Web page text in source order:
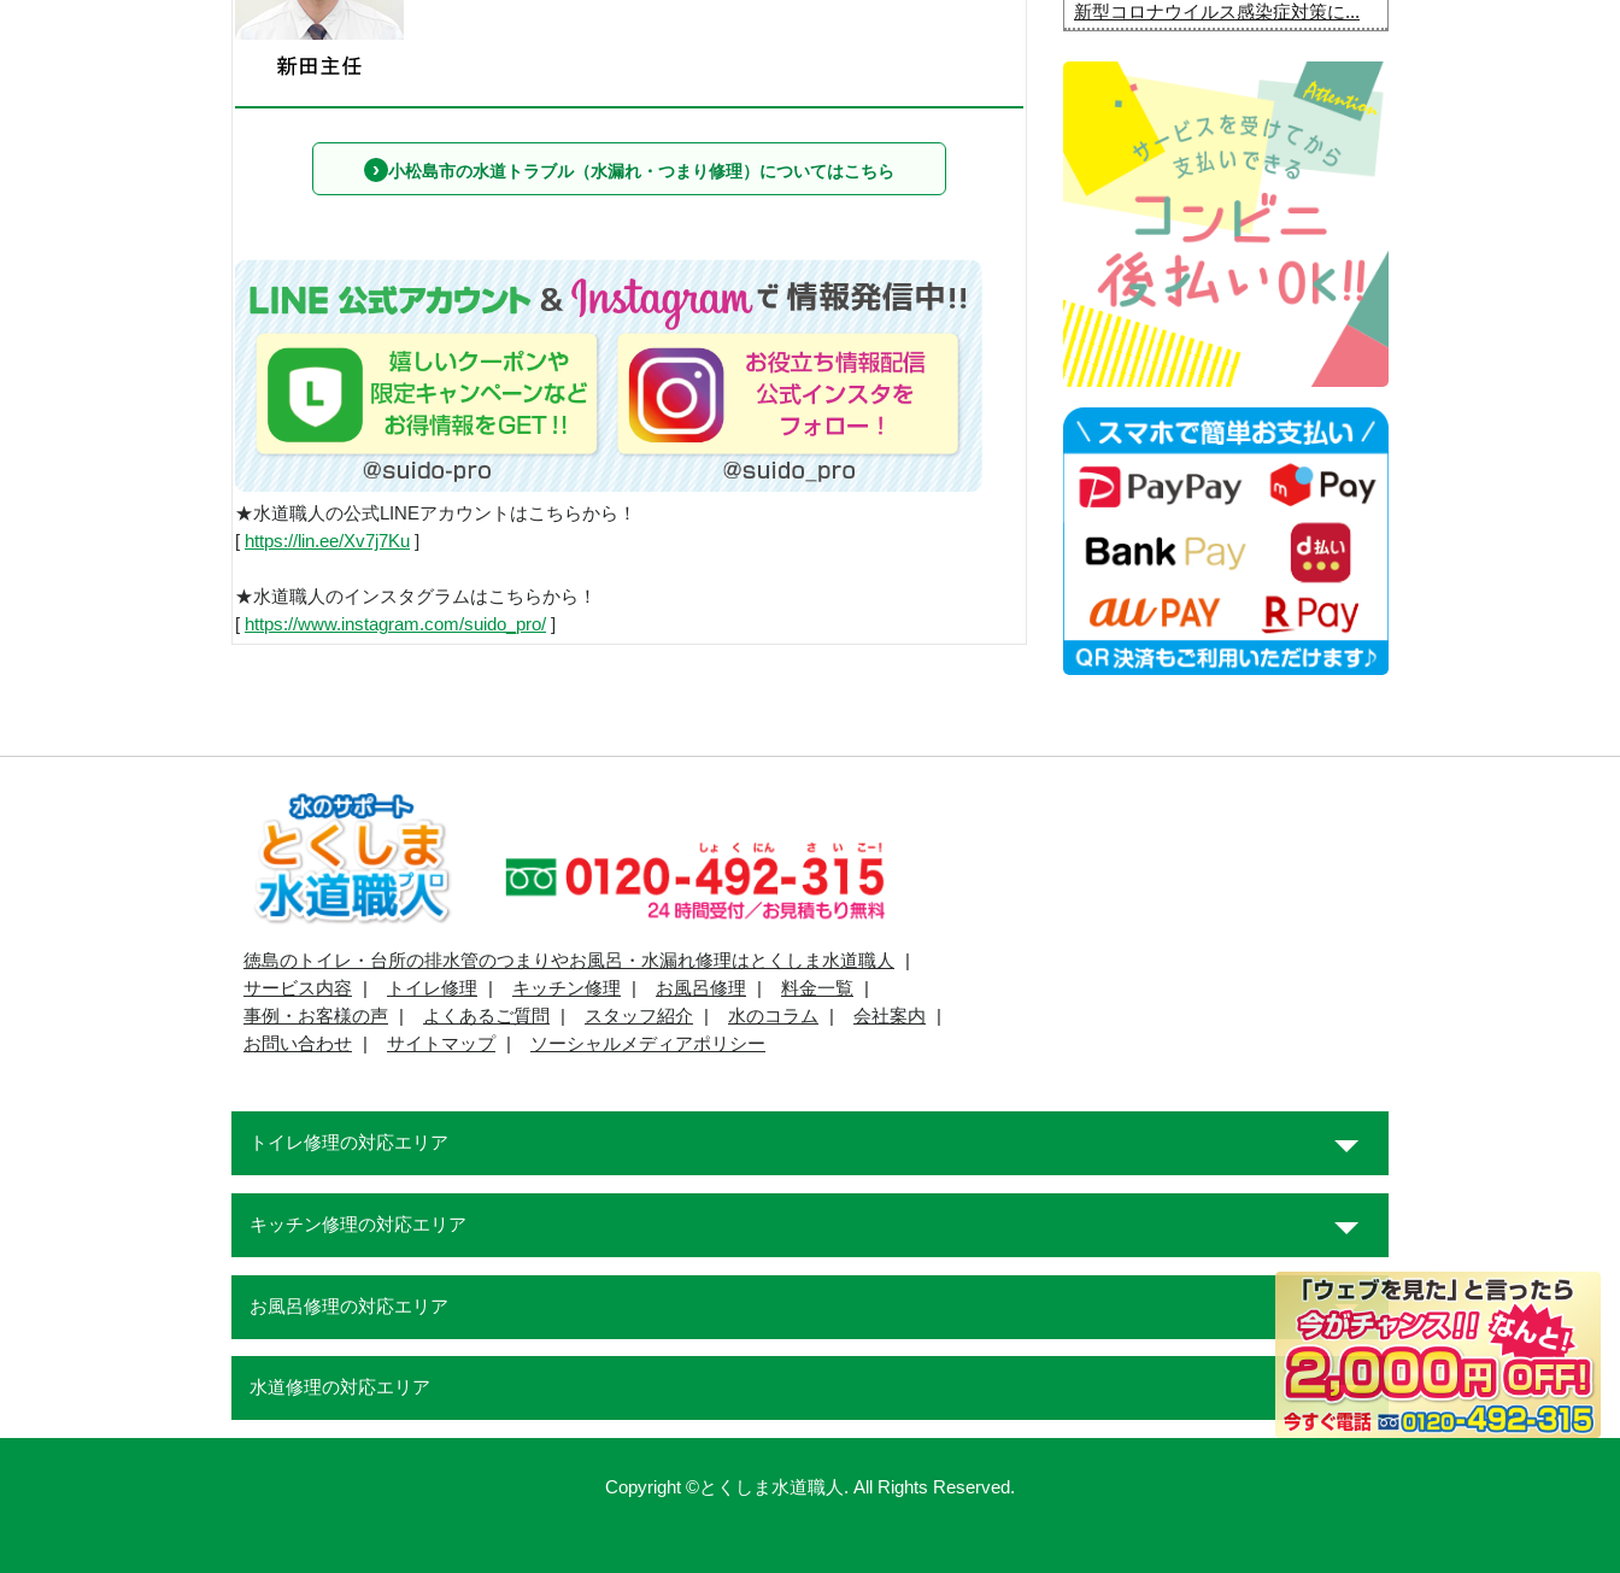
小松島市の水道トラブル（水漏れ・つまり修理）についてはこちら
★水道職人の公式LINEアカウントはこちらから！
[ https://lin.ee/Xv7j7Ku ]
★水道職人のインスタグラムはこちらから！
[ https://www.instagram.com/suido_pro/ ]
新型コロナウイルス感染症対策に...
徳島のトイレ・台所の排水管のつまりやお風呂・水漏れ修理はとくしま水道職人
サービス内容
トイレ修理 キッチン修理 お風呂修理
料金一覧
事例・お客様の声
よくあるご質問 スタッフ紹介 水のコラム
会社案内
お問い合わせ
サイトマップ ソーシャルメディアポリシー
トイレ修理の対応エリア
キッチン修理の対応エリア
お風呂修理の対応エリア
水道修理の対応エリア
Copyright ©とくしま水道職人. All Rights Reserved.